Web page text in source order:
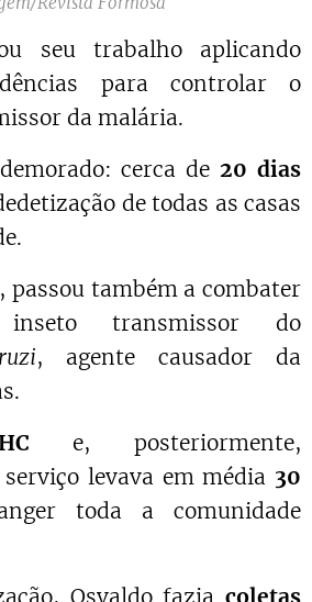
seu trabalho aplicando
para controlar o
da malária.
cerca de 20 dias
de todas as casas
, passou também a combater
transmissor do
, agente causador da
e, posteriormente,
serviço levava em média 30
toda a comunidade